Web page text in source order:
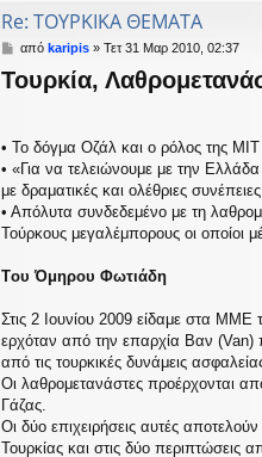
Re: TΟΥΡΚΙΚΑ ΘΕΜΑΤΑ
Δ
μ
ε
υ
σ
η
από karipis» Τετ 31 Μαρ 2010, 02:37
Τουρκία,
• Το δόγμα Οζάλ και ο ρόλος της ΜΙΤ
• «Για να τελειώνουμε με την
με δραματικές και ολέθριες
• Απόλυτα συνδεδεμένο με τη
Τούρκους μεγαλέμπορους οι
Tου Όμηρου Φωτιάδη
Στις 2 Ιουνίου 2009 είδαμε στα
ερχόταν από την επαρχία Βαν (Van)
από τις τουρκικές δυνάμεις
Οι λαθρομετανάστες προέρχονται
Γάζας.
Οι δύο επιχειρήσεις αυτές
Τουρκίας και στις δύο